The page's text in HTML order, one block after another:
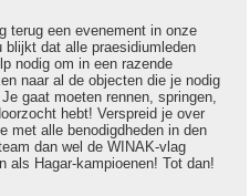
terug een evenement in onze
blijkt dat alle praesidiumleden
nodig om in een razende
naar al de objecten die je nodig
gaat moeten rennen, springen,
hebt! Verspreid je over
met alle benodigdheden in den
dan wel de WINAK-vlag
als Hagar-kampioenen! Tot dan!